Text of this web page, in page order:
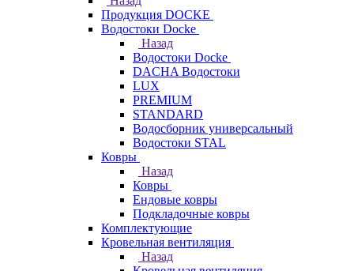
Продукция DOCKE
Водостоки Docke
Назад
Водостоки Docke
DACHA Водостоки
LUX
PREMIUM
STANDARD
Водосборник универсальный
Водостоки STAL
Ковры
Назад
Ковры
Ендовые ковры
Подкладочные ковры
Комплектующие
Кровельная вентиляция
Назад